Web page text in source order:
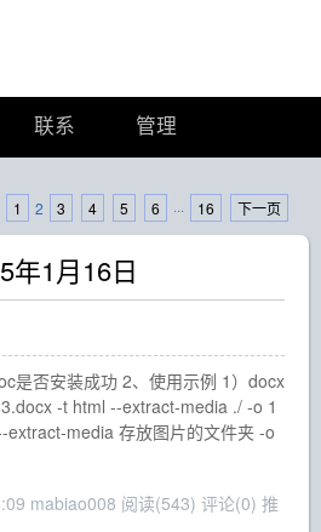
联系 管理
1 2 3 4 5 6 ··· 16 下一页
年1月16日
是否安装成功 2、使用示例 1）docx
-t html --extract-media ./ -o 1
media 存放图片的文件夹 -o
mabiao008 阅读(543) 评论(0) 推